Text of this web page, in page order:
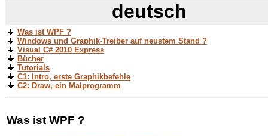
deutsch
Was ist WPF ?
Windows und Graphik-Treiber auf neustem Stand ?
Visual C# 2010 Express
Bücher
Tutorials
C1: Intro, erste Graphikbefehle
C2: Draw, ein Malprogramm
Was ist WPF ?